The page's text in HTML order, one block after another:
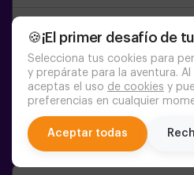
🍪¡El primer desafío de
Selecciona tus cookies para
y prepárate para la aventura.
aceptas el uso de cookies y
preferencias en cualquier
Aceptar todas
1-6PERSONAS 45 MIN. 8-99AÑOS
Pulse Up: El Suelo
15:20 17:30
20:45